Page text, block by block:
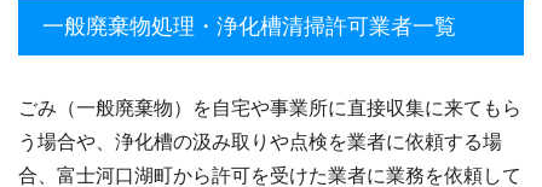
一般廃棄物処理・浄化槽清掃許可業者一覧
ごみ（一般廃棄物）を自宅や事業所に直接収集に来てもら
う場合や、浄化槽の汲み取りや点検を業者に依頼する場
合、富士河口湖町から許可を受けた業者に業務を依頼して